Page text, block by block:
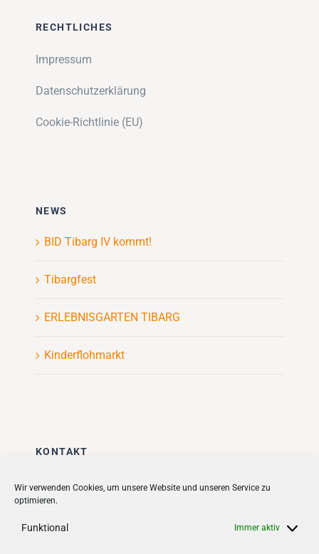
Wir verwenden Cookies, um unsere Website und unseren Service zu
optimieren.
Funktional Immer aktiv
RECHTLICHES
Impressum
Datenschutzerklärung
Cookie-Richtlinie (EU)
NEWS
BID Tibarg IV kommt!
Tibargfest
ERLEBNISGARTEN TIBARG
Kinderflohmarkt
KONTAKT
Stadt + Handel City- und
Quartiersmanagement